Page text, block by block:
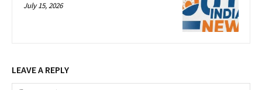
July 15, 2026
LEAVE A REPLY